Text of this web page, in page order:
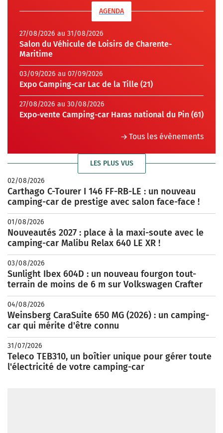
AGENDA
27/08/2026 au 31/08/2026
Salon du Véhicule de Loisirs de Charente-
Maritime
03/09/2026 au 07/09/2026
Expo Camping-car Lac de la Tille (21)
27/08/2026 au 30/08/2026
Expo-vente Camping-car Haras national du Pin (61)
Tous les évènements
LES PLUS VUS
02/08/2026
Carthago C-Tourer I 146 FF-RB-LE : un nouveau
camping-car de prestige avec salon face-face !
01/08/2026
Nouveautés 2027 : place à la maxi-soute avec le
camping-car Malibu Relax 640 LE XR !
03/08/2026
Sunlight Ibex 604D : un nouveau fourgon tout-
terrain de moins de 6 m sur Volkswagen Crafter
04/08/2026
Weinsberg CaraSuite 650 MG (2026) : un camping-
car qui mérite d'être connu
31/07/2026
Teleco TEB310, un boîtier unique pour gérer toute
l'électricité de votre camping-car